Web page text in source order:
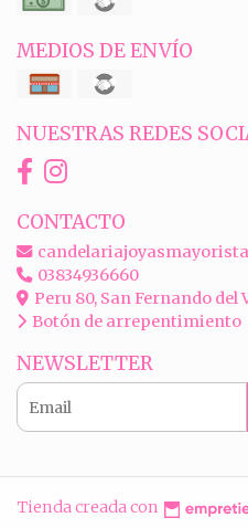
MEDIOS DE ENVÍO
NUESTRAS REDES
CONTACTO
03834936660
Peru 80, San Fernando del
Botón de arrepentimiento
NEWSLETTER
Tienda creada con